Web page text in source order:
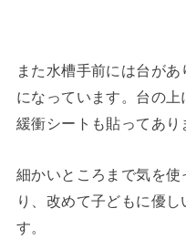
また水槽手前には台が
になっています。台の
緩衝シートも貼ってあり
細かいところまで気を
り、改めて子どもに優
す。